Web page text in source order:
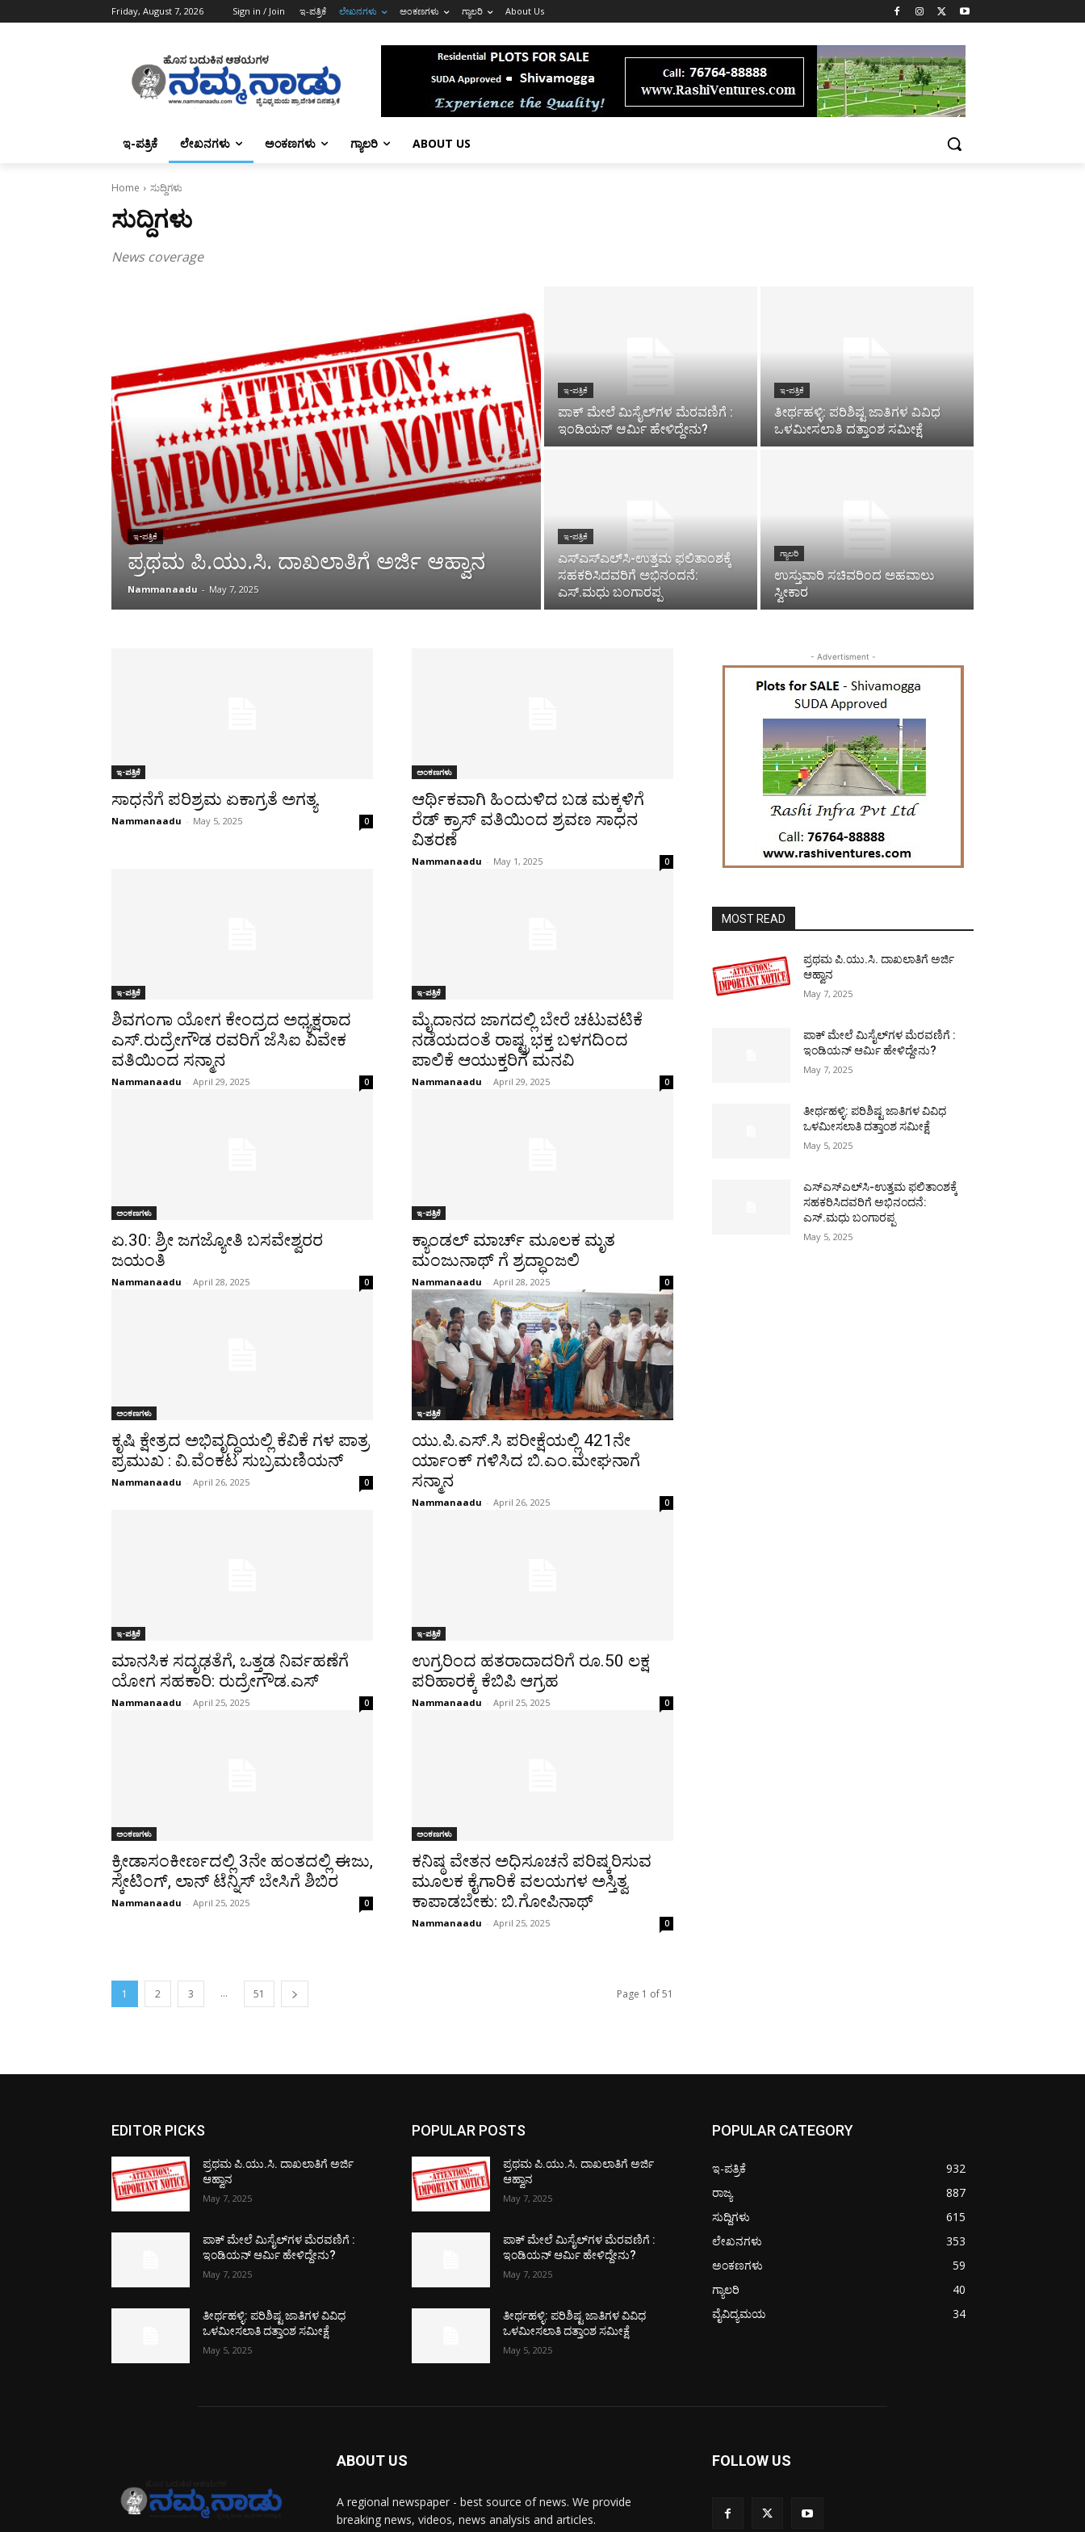
Friday, August 7, 2026 Sign in / Join ಇ-ಪತ್ರಿಕೆ ಲೇಖನಗಳು ಅಂಕಣಗಳು ಗ್ಯಾಲರಿ About Us
ಇ-ಪತ್ರಿಕೆ ಲೇಖನಗಳು ಅಂಕಣಗಳು ಗ್ಯಾಲರಿ ABOUT US
Home ಸುದ್ದಿಗಳು
ಸುದ್ದಿಗಳು
News coverage
ಇ-ಪತ್ರಿಕೆ
ಪ್ರಥಮ ಪಿ.ಯು.ಸಿ. ದಾಖಲಾತಿಗೆ ಅರ್ಜಿ ಆಹ್ವಾನ
Nammanaadu - May 7, 2025
ಇ-ಪತ್ರಿಕೆ
ಪಾಕ್​ ಮೇಲೆ ಮಿಸೈಲ್​ಗಳ ಮೆರವಣಿಗೆ :
ಇಂಡಿಯನ್ ಆರ್ಮಿ ಹೇಳಿದ್ದೇನು?
ಇ-ಪತ್ರಿಕೆ
ತೀರ್ಥಹಳ್ಳಿ: ಪರಿಶಿಷ್ಟ ಜಾತಿಗಳ ವಿವಿಧ
ಒಳಮೀಸಲಾತಿ ದತ್ತಾಂಶ ಸಮೀಕ್ಷೆ
ಇ-ಪತ್ರಿಕೆ
ಎಸ್‌ಎಸ್‌ಎಲ್‌ಸಿ-ಉತ್ತಮ ಫಲಿತಾಂಶಕ್ಕೆ
ಸಹಕರಿಸಿದವರಿಗೆ ಅಭಿನಂದನೆ:
ಎಸ್.ಮಧು ಬಂಗಾರಪ್ಪ
ಗ್ಯಾಲರಿ
ಉಸ್ತುವಾರಿ ಸಚಿವರಿಂದ ಅಹವಾಲು
ಸ್ವೀಕಾರ
ಇ-ಪತ್ರಿಕೆ
ಸಾಧನೆಗೆ ಪರಿಶ್ರಮ ಏಕಾಗ್ರತೆ ಅಗತ್ಯ
Nammanaadu - May 5, 2025 0
ಅಂಕಣಗಳು
ಆರ್ಥಿಕವಾಗಿ ಹಿಂದುಳಿದ ಬಡ ಮಕ್ಕಳಿಗೆ
ರೆಡ್ ಕ್ರಾಸ್ ವತಿಯಿಂದ ಶ್ರವಣ ಸಾಧನ
ವಿತರಣೆ
Nammanaadu - May 1, 2025 0
ಇ-ಪತ್ರಿಕೆ
ಶಿವಗಂಗಾ ಯೋಗ ಕೇಂದ್ರದ ಅಧ್ಯಕ್ಷರಾದ
ಎಸ್.ರುದ್ರೇಗೌಡ ರವರಿಗೆ ಜೆಸಿಐ ವಿವೇಕ
ವತಿಯಿಂದ ಸನ್ಮಾನ
Nammanaadu - April 29, 2025 0
ಇ-ಪತ್ರಿಕೆ
ಮೈದಾನದ ಜಾಗದಲ್ಲಿ ಬೇರೆ ಚಟುವಟಿಕೆ
ನಡೆಯದಂತೆ ರಾಷ್ಟ್ರಭಕ್ತ ಬಳಗದಿಂದ
ಪಾಲಿಕೆ ಆಯುಕ್ತರಿಗೆ ಮನವಿ
Nammanaadu - April 29, 2025 0
ಅಂಕಣಗಳು
ಏ.30: ಶ್ರೀ ಜಗಜ್ಯೋತಿ ಬಸವೇಶ್ವರರ
ಜಯಂತಿ
Nammanaadu - April 28, 2025 0
ಇ-ಪತ್ರಿಕೆ
ಕ್ಯಾಂಡಲ್ ಮಾರ್ಚ್ ಮೂಲಕ ಮೃತ
ಮಂಜುನಾಥ್ ಗೆ ಶ್ರದ್ಧಾಂಜಲಿ
Nammanaadu - April 28, 2025 0
ಅಂಕಣಗಳು
ಕೃಷಿ ಕ್ಷೇತ್ರದ ಅಭಿವೃದ್ಧಿಯಲ್ಲಿ ಕೆವಿಕೆ ಗಳ ಪಾತ್ರ
ಪ್ರಮುಖ : ವಿ.ವೆಂಕಟ ಸುಬ್ರಮಣಿಯನ್
Nammanaadu - April 26, 2025 0
ಇ-ಪತ್ರಿಕೆ
ಯು.ಪಿ.ಎಸ್.ಸಿ ಪರೀಕ್ಷೆಯಲ್ಲಿ 421ನೇ
ರ್ಯಾಂಕ್ ಗಳಿಸಿದ ಬಿ.ಎಂ.ಮೇಘನಾಗೆ
ಸನ್ಮಾನ
Nammanaadu - April 26, 2025 0
ಇ-ಪತ್ರಿಕೆ
ಮಾನಸಿಕ ಸದೃಢತೆಗೆ, ಒತ್ತಡ ನಿರ್ವಹಣೆಗೆ
ಯೋಗ ಸಹಕಾರಿ: ರುದ್ರೇಗೌಡ.ಎಸ್
Nammanaadu - April 25, 2025 0
ಇ-ಪತ್ರಿಕೆ
ಉಗ್ರರಿಂದ ಹತರಾದಾದರಿಗೆ ರೂ.50 ಲಕ್ಷ
ಪರಿಹಾರಕ್ಕೆ ಕೆಬಿಪಿ ಆಗ್ರಹ
Nammanaadu - April 25, 2025 0
ಅಂಕಣಗಳು
ಕ್ರೀಡಾಸಂಕೀರ್ಣದಲ್ಲಿ 3ನೇ ಹಂತದಲ್ಲಿ ಈಜು,
ಸ್ಕೇಟಿಂಗ್, ಲಾನ್ ಟೆನ್ನಿಸ್ ಬೇಸಿಗೆ ಶಿಬಿರ
Nammanaadu - April 25, 2025 0
ಅಂಕಣಗಳು
ಕನಿಷ್ಠ ವೇತನ ಅಧಿಸೂಚನೆ ಪರಿಷ್ಕರಿಸುವ
ಮೂಲಕ ಕೈಗಾರಿಕೆ ವಲಯಗಳ ಅಸ್ತಿತ್ವ
ಕಾಪಾಡಬೇಕು: ಬಿ.ಗೋಪಿನಾಥ್
Nammanaadu - April 25, 2025 0
1 2 3 ... 51 Page 1 of 51
- Advertisment -
MOST READ
ಪ್ರಥಮ ಪಿ.ಯು.ಸಿ. ದಾಖಲಾತಿಗೆ ಅರ್ಜಿ
ಆಹ್ವಾನ
May 7, 2025
ಪಾಕ್​ ಮೇಲೆ ಮಿಸೈಲ್​ಗಳ ಮೆರವಣಿಗೆ :
ಇಂಡಿಯನ್ ಆರ್ಮಿ ಹೇಳಿದ್ದೇನು?
May 7, 2025
ತೀರ್ಥಹಳ್ಳಿ: ಪರಿಶಿಷ್ಟ ಜಾತಿಗಳ ವಿವಿಧ
ಒಳಮೀಸಲಾತಿ ದತ್ತಾಂಶ ಸಮೀಕ್ಷೆ
May 5, 2025
ಎಸ್‌ಎಸ್‌ಎಲ್‌ಸಿ-ಉತ್ತಮ ಫಲಿತಾಂಶಕ್ಕೆ
ಸಹಕರಿಸಿದವರಿಗೆ ಅಭಿನಂದನೆ:
ಎಸ್.ಮಧು ಬಂಗಾರಪ್ಪ
May 5, 2025
EDITOR PICKS
ಪ್ರಥಮ ಪಿ.ಯು.ಸಿ. ದಾಖಲಾತಿಗೆ ಅರ್ಜಿ
ಆಹ್ವಾನ
May 7, 2025
ಪಾಕ್​ ಮೇಲೆ ಮಿಸೈಲ್​ಗಳ ಮೆರವಣಿಗೆ :
ಇಂಡಿಯನ್ ಆರ್ಮಿ ಹೇಳಿದ್ದೇನು?
May 7, 2025
ತೀರ್ಥಹಳ್ಳಿ: ಪರಿಶಿಷ್ಟ ಜಾತಿಗಳ ವಿವಿಧ
ಒಳಮೀಸಲಾತಿ ದತ್ತಾಂಶ ಸಮೀಕ್ಷೆ
May 5, 2025
POPULAR POSTS
ಪ್ರಥಮ ಪಿ.ಯು.ಸಿ. ದಾಖಲಾತಿಗೆ ಅರ್ಜಿ
ಆಹ್ವಾನ
May 7, 2025
ಪಾಕ್​ ಮೇಲೆ ಮಿಸೈಲ್​ಗಳ ಮೆರವಣಿಗೆ :
ಇಂಡಿಯನ್ ಆರ್ಮಿ ಹೇಳಿದ್ದೇನು?
May 7, 2025
ತೀರ್ಥಹಳ್ಳಿ: ಪರಿಶಿಷ್ಟ ಜಾತಿಗಳ ವಿವಿಧ
ಒಳಮೀಸಲಾತಿ ದತ್ತಾಂಶ ಸಮೀಕ್ಷೆ
May 5, 2025
POPULAR CATEGORY
ಇ-ಪತ್ರಿಕೆ
932
ರಾಜ್ಯ
887
ಸುದ್ದಿಗಳು
615
ಲೇಖನಗಳು
353
ಅಂಕಣಗಳು
59
ಗ್ಯಾಲರಿ
40
ವೈವಿದ್ಯಮಯ
34
ABOUT US
A regional newspaper - best source of news. We provide
breaking news, videos, news analysis and articles.
FOLLOW US